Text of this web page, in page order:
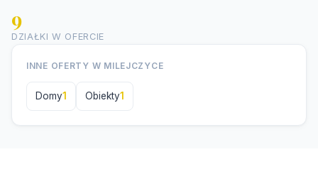
9
DZIAŁKI W OFERCIE
INNE OFERTY W MILEJCZYCE
Domy1 Obiekty1